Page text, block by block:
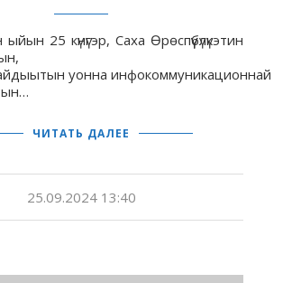
ыйын 25 күнүгэр, Саха Өрөспүүбүлүкэтин
уонна инфокоммуникационнай
ЧИТАТЬ ДАЛЕЕ
25.09.2024 13:40